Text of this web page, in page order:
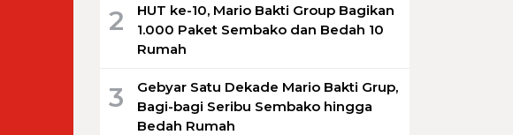
2
HUT ke-10, Mario Bakti Group Bagikan
1.000 Paket Sembako dan Bedah 10
Rumah
3
Gebyar Satu Dekade Mario Bakti Grup,
Bagi-bagi Seribu Sembako hingga
Bedah Rumah